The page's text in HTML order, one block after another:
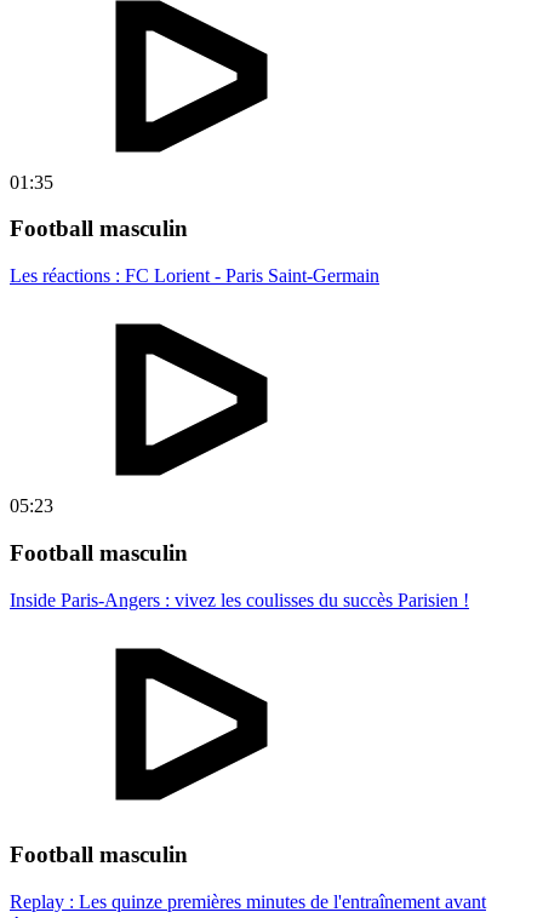
01:35
Football masculin
Les réactions : FC Lorient - Paris Saint-Germain
05:23
Football masculin
Inside Paris-Angers : vivez les coulisses du succès Parisien !
Football masculin
Replay : Les quinze premières minutes de l'entraînement avant